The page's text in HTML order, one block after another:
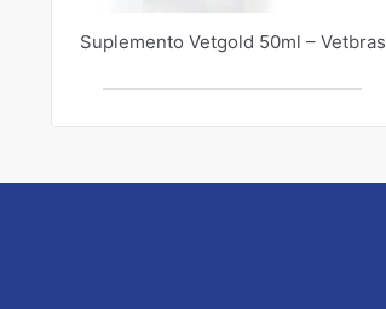
Suplemento Vetgold 50ml – Vetbras